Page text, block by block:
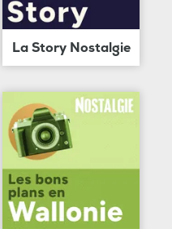
La Story Nostalgie